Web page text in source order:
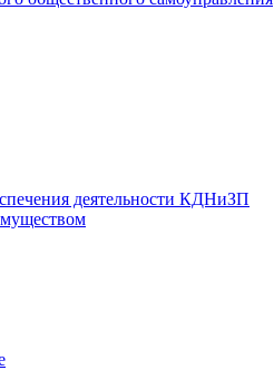
деятельности КДНиЗП